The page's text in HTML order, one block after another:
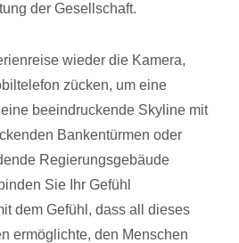
der Gesellschaft.
wieder die Kamera,
zücken, um eine
beeindruckende Skyline mit
Bankentürmen oder
Regierungsgebäude
Sie Ihr Gefühl
dem Gefühl, dass all dieses
ermöglichte, den Menschen